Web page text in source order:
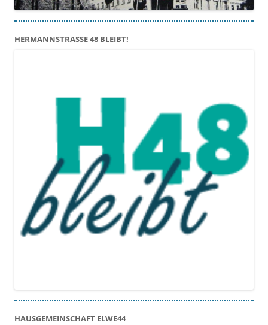
HERMANNSTRASSE 48 BLEIBT!
HAUSGEMEINSCHAFT ELWE44